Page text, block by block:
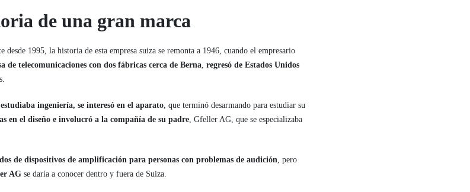
de una gran marca
desde 1995, la historia de esta empresa suiza se remonta a 1946, cuando el empresario
telecomunicaciones con dos fábricas cerca de Berna, regresó de Estados Unidos
ingeniería, se interesó en el aparato, que terminó desarmando para estudiar su
en el diseño e involucró a la compañía de su padre, Gfeller AG, que se especializaba
de dispositivos de amplificación para personas con problemas de audición, pero
AG se daría a conocer dentro y fuera de Suiza.